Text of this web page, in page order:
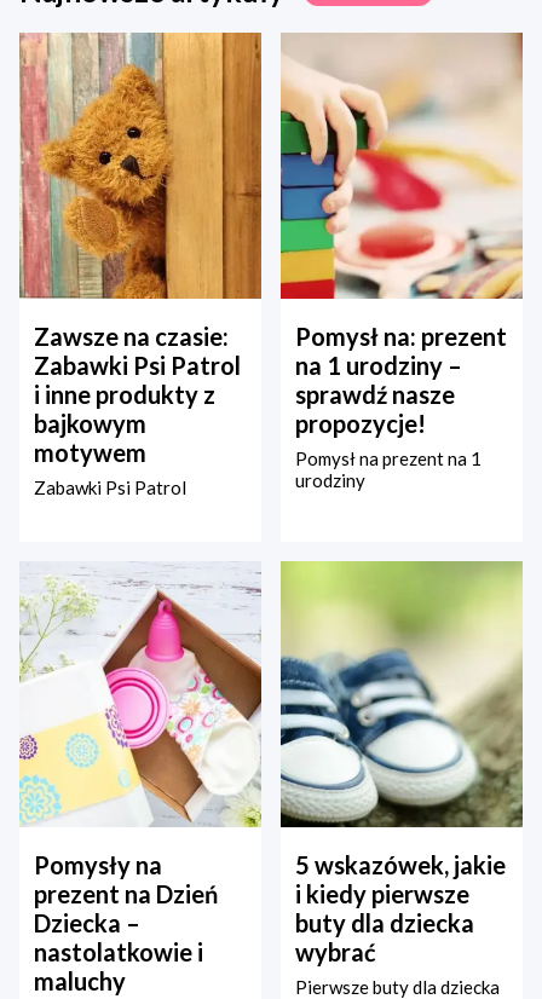
Zawsze na czasie:
Zabawki Psi Patrol
i inne produkty z
bajkowym
motywem
Zabawki Psi Patrol
Pomysł na: prezent
na 1 urodziny –
sprawdź nasze
propozycje!
Pomysł na prezent na 1
urodziny
Pomysły na
prezent na Dzień
Dziecka –
nastolatkowie i
maluchy
5 wskazówek, jakie
i kiedy pierwsze
buty dla dziecka
wybrać
Pierwsze buty dla dziecka